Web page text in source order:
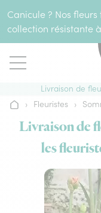
Canicule ? Nos
collection résistante
Livraison de
Accueil
› Fleuristes ›
Livraison de
les